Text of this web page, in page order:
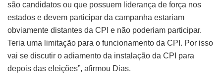
são candidatos ou que possuem liderança de força nos
estados e devem participar da campanha estariam
obviamente distantes da CPI e não poderiam participar.
Teria uma limitação para o funcionamento da CPI. Por isso
vai se discutir o adiamento da instalação da CPI para
depois das eleições”, afirmou Dias.